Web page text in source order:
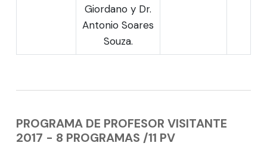
Giordano y Dr.
Antonio Soares
Souza.
PROGRAMA DE PROFESOR VISITANTE
2017 - 8 PROGRAMAS /11 PV